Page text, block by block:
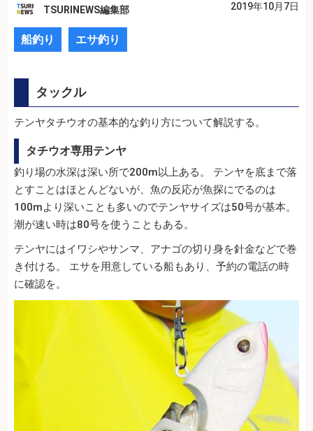
TSURINEWS編集部 2019年10月7日
船釣り エサ釣り
タックル
テンヤタチウオの基本的な釣り方について解説する。
タチウオ専用テンヤ
釣り場の水深は深い所で200m以上ある。 テンヤを底まで落
とすことはほとんどないが、魚の反応が魚探にでるのは
100mより深いことも多いのでテンヤサイズは50号が基本。
潮が速い時は80号を使うこともある。
テンヤにはイワシやサンマ、アナゴの切り身を針金などで巻
き付ける。 エサを用意している船もあり、予約の電話の時
に確認を。